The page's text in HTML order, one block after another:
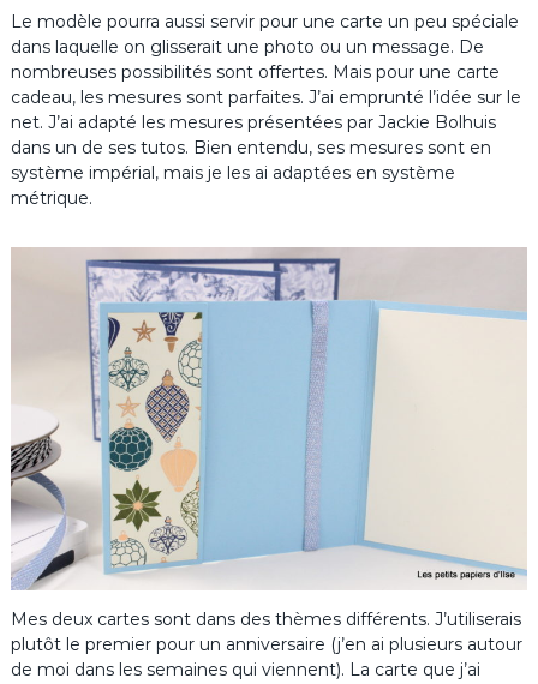
Le modèle pourra aussi servir pour une carte un peu spéciale
dans laquelle on glisserait une photo ou un message. De
nombreuses possibilités sont offertes. Mais pour une carte
cadeau, les mesures sont parfaites. J’ai emprunté l’idée sur le
net. J’ai adapté les mesures présentées par Jackie Bolhuis
dans un de ses tutos. Bien entendu, ses mesures sont en
système impérial, mais je les ai adaptées en système
métrique.
Mes deux cartes sont dans des thèmes différents. J’utiliserais
plutôt le premier pour un anniversaire (j’en ai plusieurs autour
de moi dans les semaines qui viennent). La carte que j’ai